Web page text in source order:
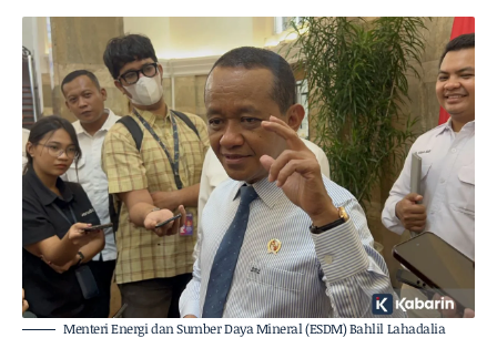
Menteri Energi dan Sumber Daya Mineral (ESDM) Bahlil Lahadalia